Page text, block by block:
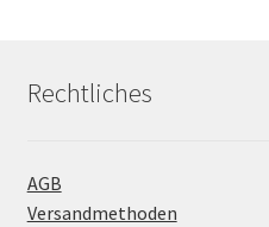
Rechtliches
AGB
Versandmethoden